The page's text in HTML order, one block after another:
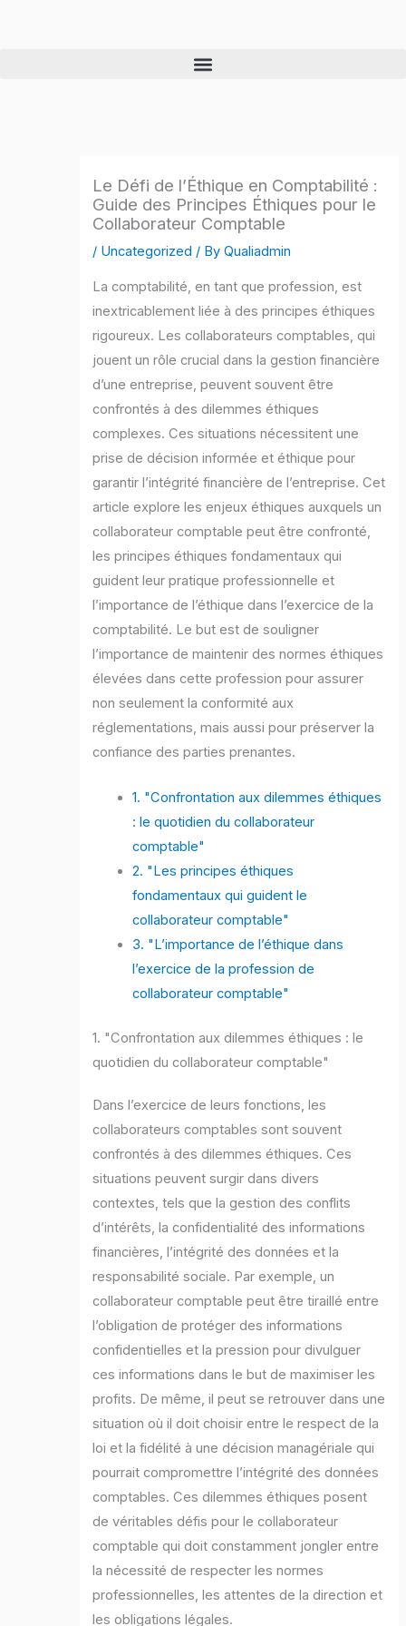
Le Défi de l’Éthique en Comptabilité :
Guide des Principes Éthiques pour le
Collaborateur Comptable
/ Uncategorized / ByQualiadmin
La comptabilité, en tant que profession, est
inextricablement liée à des principes éthiques
rigoureux. Les collaborateurs comptables, qui
jouent un rôle crucial dans la gestion financière
d’une entreprise, peuvent souvent être
confrontés à des dilemmes éthiques
complexes. Ces situations nécessitent une
prise de décision informée et éthique pour
garantir l’intégrité financière de l’entreprise. Cet
article explore les enjeux éthiques auxquels un
collaborateur comptable peut être confronté,
les principes éthiques fondamentaux qui
guident leur pratique professionnelle et
l’importance de l’éthique dans l’exercice de la
comptabilité. Le but est de souligner
l’importance de maintenir des normes éthiques
élevées dans cette profession pour assurer
non seulement la conformité aux
réglementations, mais aussi pour préserver la
confiance des parties prenantes.
1. "Confrontation aux dilemmes éthiques
: le quotidien du collaborateur
comptable"
2. "Les principes éthiques
fondamentaux qui guident le
collaborateur comptable"
3. "L’importance de l’éthique dans
l’exercice de la profession de
collaborateur comptable"
1. "Confrontation aux dilemmes éthiques : le
quotidien du collaborateur comptable"
Dans l’exercice de leurs fonctions, les
collaborateurs comptables sont souvent
confrontés à des dilemmes éthiques. Ces
situations peuvent surgir dans divers
contextes, tels que la gestion des conflits
d’intérêts, la confidentialité des informations
financières, l’intégrité des données et la
responsabilité sociale. Par exemple, un
collaborateur comptable peut être tiraillé entre
l’obligation de protéger des informations
confidentielles et la pression pour divulguer
ces informations dans le but de maximiser les
profits. De même, il peut se retrouver dans une
situation où il doit choisir entre le respect de la
loi et la fidélité à une décision managériale qui
pourrait compromettre l’intégrité des données
comptables. Ces dilemmes éthiques posent
de véritables défis pour le collaborateur
comptable qui doit constamment jongler entre
la nécessité de respecter les normes
professionnelles, les attentes de la direction et
les obligations légales.